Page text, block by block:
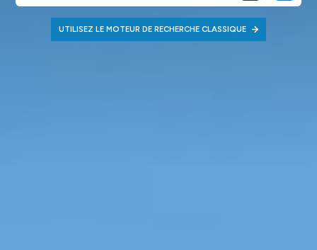
UTILISEZ LE MOTEUR DE RECHERCHE CLASSIQUE